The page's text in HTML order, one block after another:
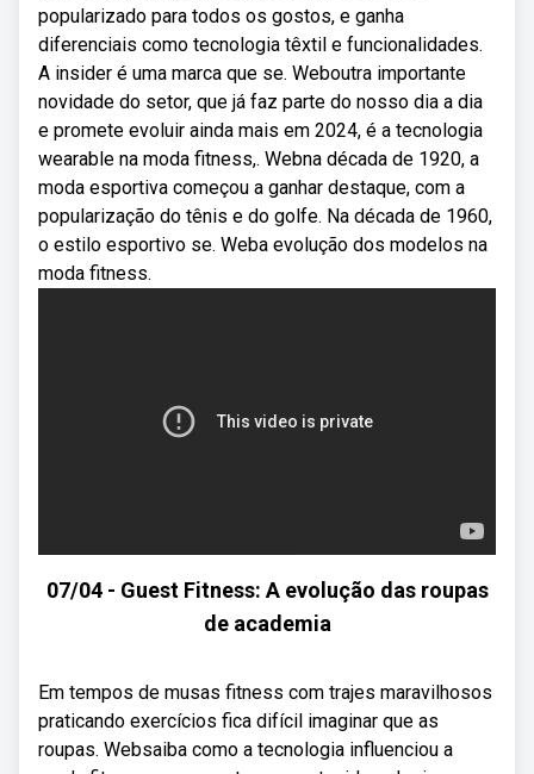
popularizado para todos os gostos, e ganha
diferenciais como tecnologia têxtil e funcionalidades.
A insider é uma marca que se. Weboutra importante
novidade do setor, que já faz parte do nosso dia a dia
e promete evoluir ainda mais em 2024, é a tecnologia
wearable na moda fitness,. Webna década de 1920, a
moda esportiva começou a ganhar destaque, com a
popularização do tênis e do golfe. Na década de 1960,
o estilo esportivo se. Weba evolução dos modelos na
moda fitness.
07/04 - Guest Fitness: A evolução das roupas
de academia
Em tempos de musas fitness com trajes maravilhosos
praticando exercícios fica difícil imaginar que as
roupas. Websaiba como a tecnologia influenciou a